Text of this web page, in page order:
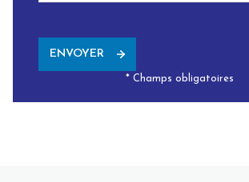
ENVOYER
* Champs obligatoires